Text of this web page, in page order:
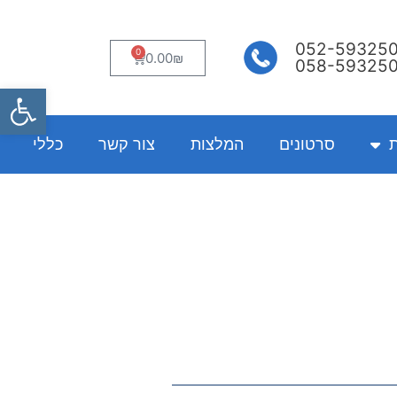
052-
058-
0.00₪
0
עגלת
קניות
סרטונים המלצות צור קשר כללי